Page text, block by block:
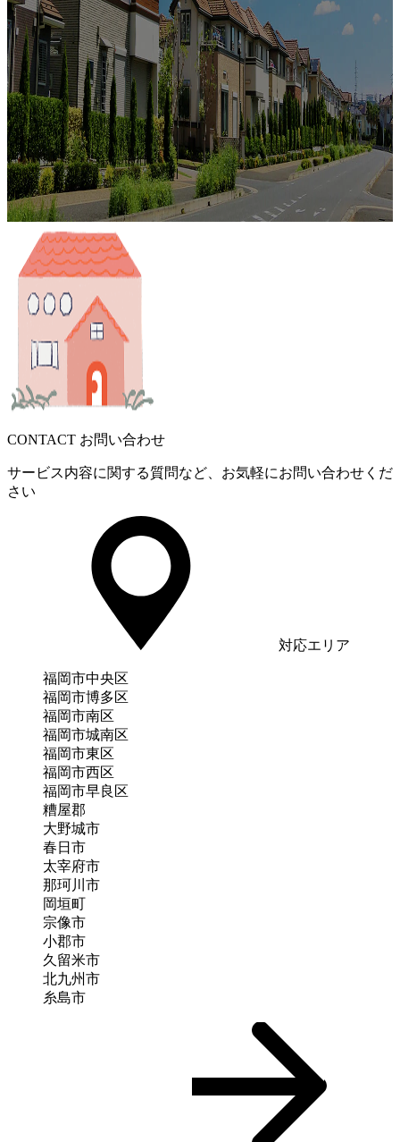
CONTACT お問い合わせ
サービス内容に関する質問など、お気軽にお問い合わせくだ
さい
対応エリア
福岡市中央区
福岡市博多区
福岡市南区
福岡市城南区
福岡市東区
福岡市西区
福岡市早良区
糟屋郡
大野城市
春日市
太宰府市
那珂川市
岡垣町
宗像市
小郡市
久留米市
北九州市
糸島市